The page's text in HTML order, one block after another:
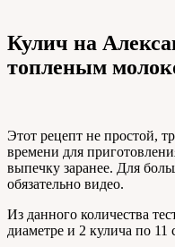
Кулич на
топленым
Этот рецепт не простой,
времени для
выпечку заранее. Для
обязательно видео.
Из данного количества
диаметре и 2 кулича по 11